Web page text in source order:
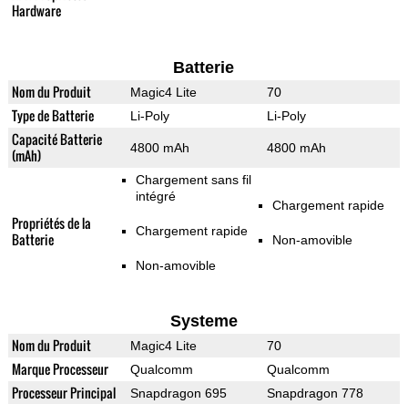
Hardware
Batterie
Nom du Produit Magic4 Lite 70
Type de Batterie Li-Poly Li-Poly
Capacité Batterie
(mAh)
4800 mAh 4800 mAh
Propriétés de la
Batterie
Chargement sans fil
intégré
Chargement rapide
Non-amovible
Chargement rapide
Non-amovible
Systeme
Nom du Produit Magic4 Lite 70
Marque Processeur Qualcomm Qualcomm
Processeur Principal Snapdragon 695 Snapdragon 778